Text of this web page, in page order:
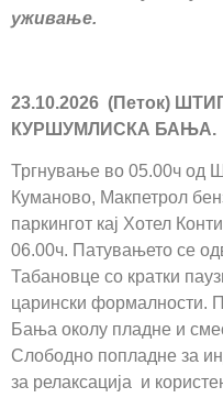
уживање.
23.10.2026 (Петок)
КУРШУМЛИСКА БАЊА.
Тргнување во 05.00ч од
Куманово, Макпетрол
паркингот кај Хотел
06.00ч. Патувањето се
Табановце со кратки
царински формалности.
Бања околу пладне и
Слободно попладне за
за релаксација и